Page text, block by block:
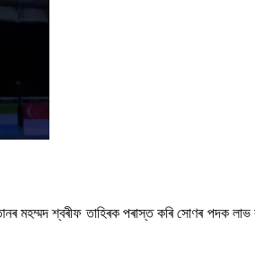
মহম্মদ শ্বৰীফ তাহিৰক পৰাস্ত কৰি সোণৰ পদক লাভ